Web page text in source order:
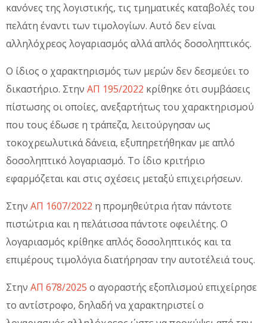
κανόνες της λογιστικής, τις τμηματικές καταβολές του
πελάτη έναντι των τιμολογίων. Αυτό δεν είναι
αλληλόχρεος λογαριασμός αλλά απλός δοσοληπτικός.
Ο ίδιος ο χαρακτηρισμός των μερών δεν δεσμεύει το
δικαστήριο. Στην ΑΠ 195/2022 κρίθηκε ότι συμβάσεις
πίστωσης οι οποίες, ανεξαρτήτως του χαρακτηρισμού
που τους έδωσε η τράπεζα, λειτούργησαν ως
τοκοχρεωλυτικά δάνεια, εξυπηρετήθηκαν με απλό
δοσοληπτικό λογαριασμό. Το ίδιο κριτήριο
εφαρμόζεται και στις σχέσεις μεταξύ επιχειρήσεων.
Στην ΑΠ 1607/2022 η προμηθεύτρια ήταν πάντοτε
πιστώτρια και η πελάτισσα πάντοτε οφειλέτης. Ο
λογαριασμός κρίθηκε απλός δοσοληπτικός και τα
επιμέρους τιμολόγια διατήρησαν την αυτοτέλειά τους.
Στην ΑΠ 678/2025 ο αγοραστής εξοπλισμού επιχείρησε
το αντίστροφο, δηλαδή να χαρακτηριστεί ο